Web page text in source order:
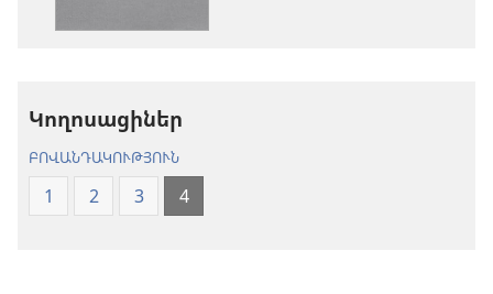
Կողոսացիներ
ԲՈՎԱՆԴԱԿՈՒԹՅՈՒՆ
1 2 3 4